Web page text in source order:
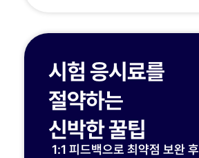
시험 응시료를
절약하는
신박한 꿀팁
1:1 피드백으로 최약점 보완 후